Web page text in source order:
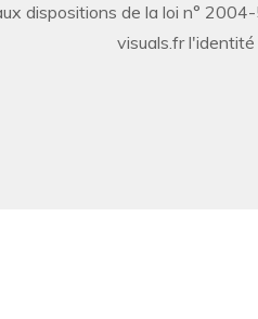
dispositions de la loi n°
visuals.fr